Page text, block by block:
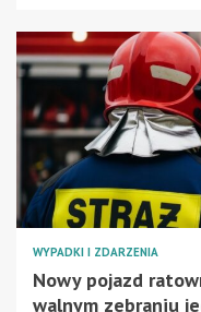
WYPADKI I ZDARZENIA
Nowy pojazd
walnym zebraniu